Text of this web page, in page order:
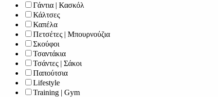
Γάντια | Κασκόλ
Κάλτσες
Καπέλα
Πετσέτες | Μπουρνούζια
Σκούφοι
Τσαντάκια
Τσάντες | Σάκοι
Παπούτσια
Lifestyle
Training | Gym